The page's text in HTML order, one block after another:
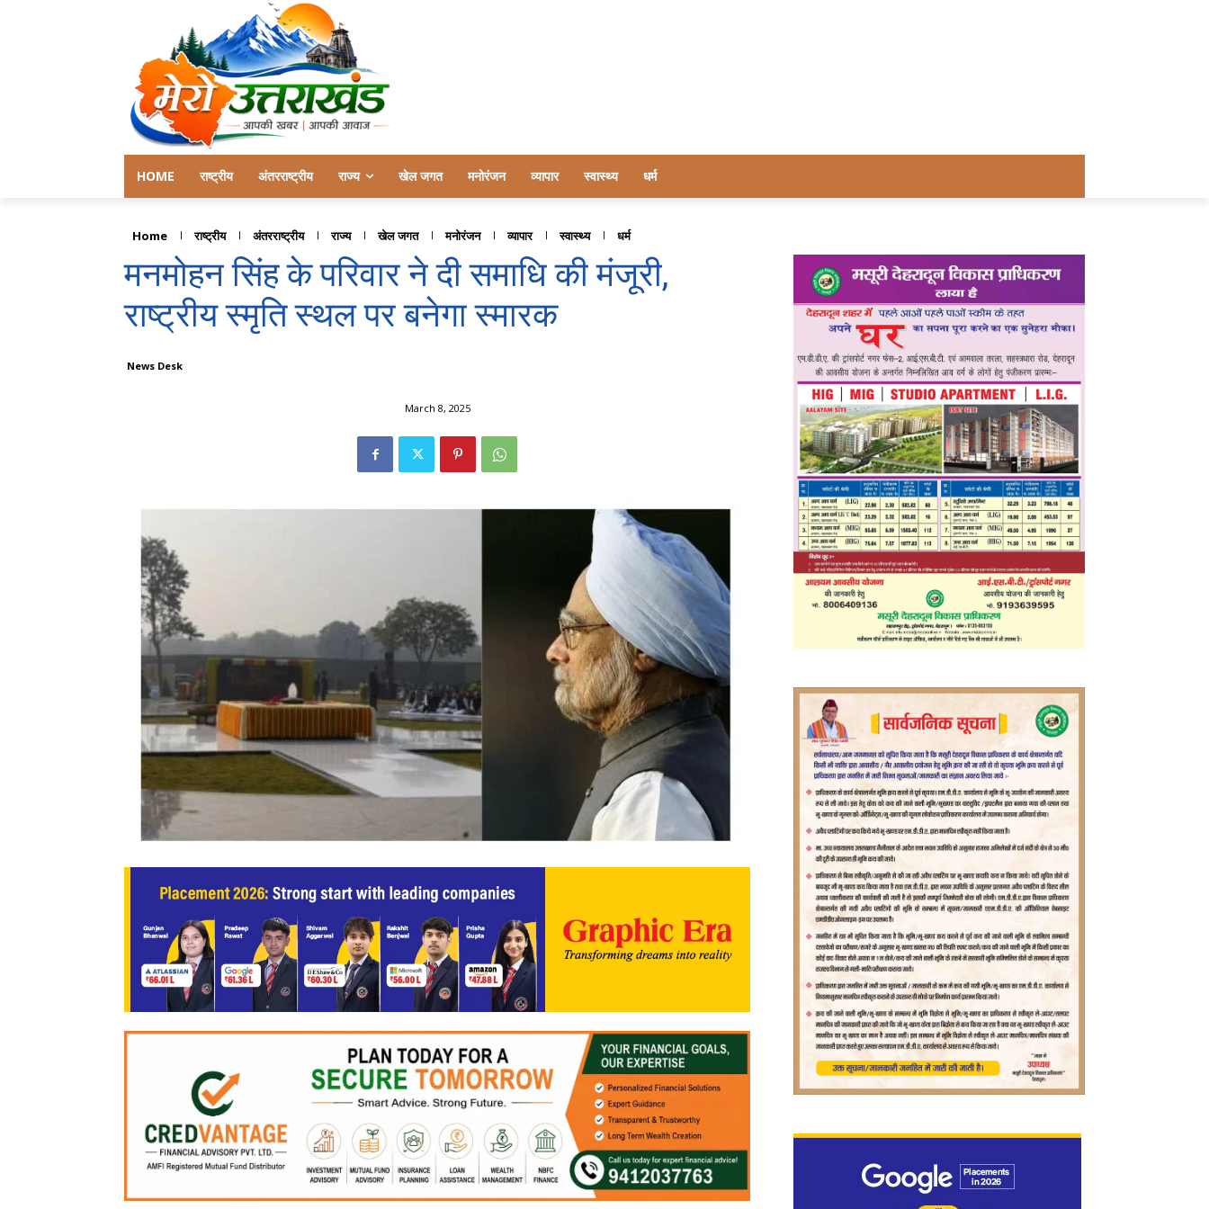
HOME राष्ट्रीय अंतरराष्ट्रीय राज्य खेल जगत मनोरंजन व्यापार स्वास्थ्य धर्म
Home राष्ट्रीय अंतरराष्ट्रीय राज्य खेल जगत मनोरंजन व्यापार स्वास्थ्य धर्म
मनमोहन सिंह के परिवार ने दी समाधि की मंजूरी,
राष्ट्रीय स्मृति स्थल पर बनेगा स्मारक
News Desk
March 8, 2025